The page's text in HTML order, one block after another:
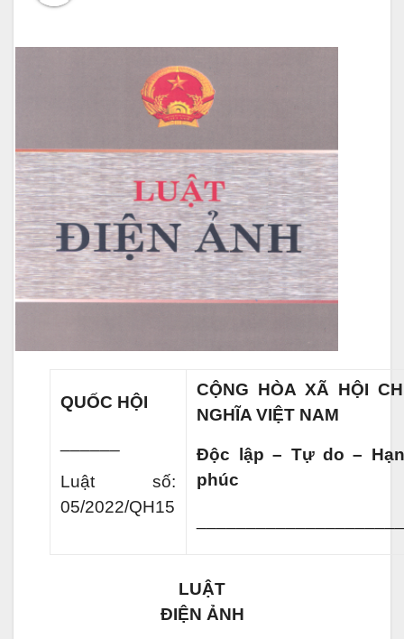
QUỐC HỘI
Luật số:
05/2022/QH15
CỘNG HÒA XÃ HỘI
NGHĨA VIỆT NAM
Độc lập – Tự do –
phúc
LUẬT
ĐIỆN ẢNH